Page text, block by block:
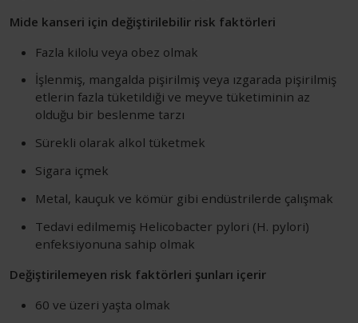
Mide kanseri için değiştirilebilir risk faktörleri
Fazla kilolu veya obez olmak
İşlenmiş, mangalda pişirilmiş veya ızgarada pişirilmiş
etlerin fazla tüketildiği ve meyve tüketiminin az
olduğu bir beslenme tarzı
Sürekli olarak alkol tüketmek
Sigara içmek
Metal, kauçuk ve kömür gibi endüstrilerde çalışmak
Tedavi edilmemiş Helicobacter pylori (H. pylori)
enfeksiyonuna sahip olmak
Değiştirilemeyen risk faktörleri şunları içerir
60 ve üzeri yaşta olmak